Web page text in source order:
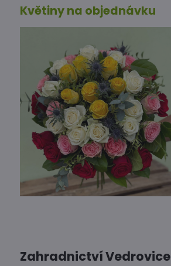
Květiny na objednávku
Zahradnictví Vedrovice